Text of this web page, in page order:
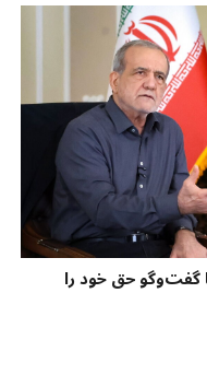
گفت‌وگو حق خود را